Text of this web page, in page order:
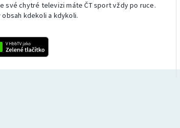
své chytré televizi máte ČT sport vždy po ruce.
kdekoli a kdykoli.